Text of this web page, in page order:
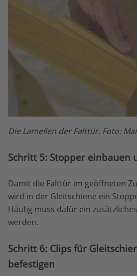
Die Lamellen der Falttür. Foto:
Schritt 5: Stopper einbauen
Damit die Falttür im geöffneten
wird in der Gleitschiene ein
Häufig muss dafür ein
werden.
Schritt 6: Clips für
befestigen